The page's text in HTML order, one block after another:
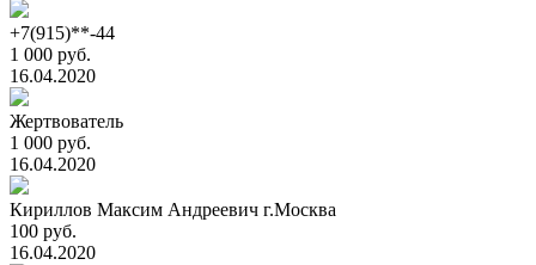
+7(915)**-44
1 000 руб.
16.04.2020
Жертвователь
1 000 руб.
16.04.2020
Кириллов Максим Андреевич г.Москва
100 руб.
16.04.2020